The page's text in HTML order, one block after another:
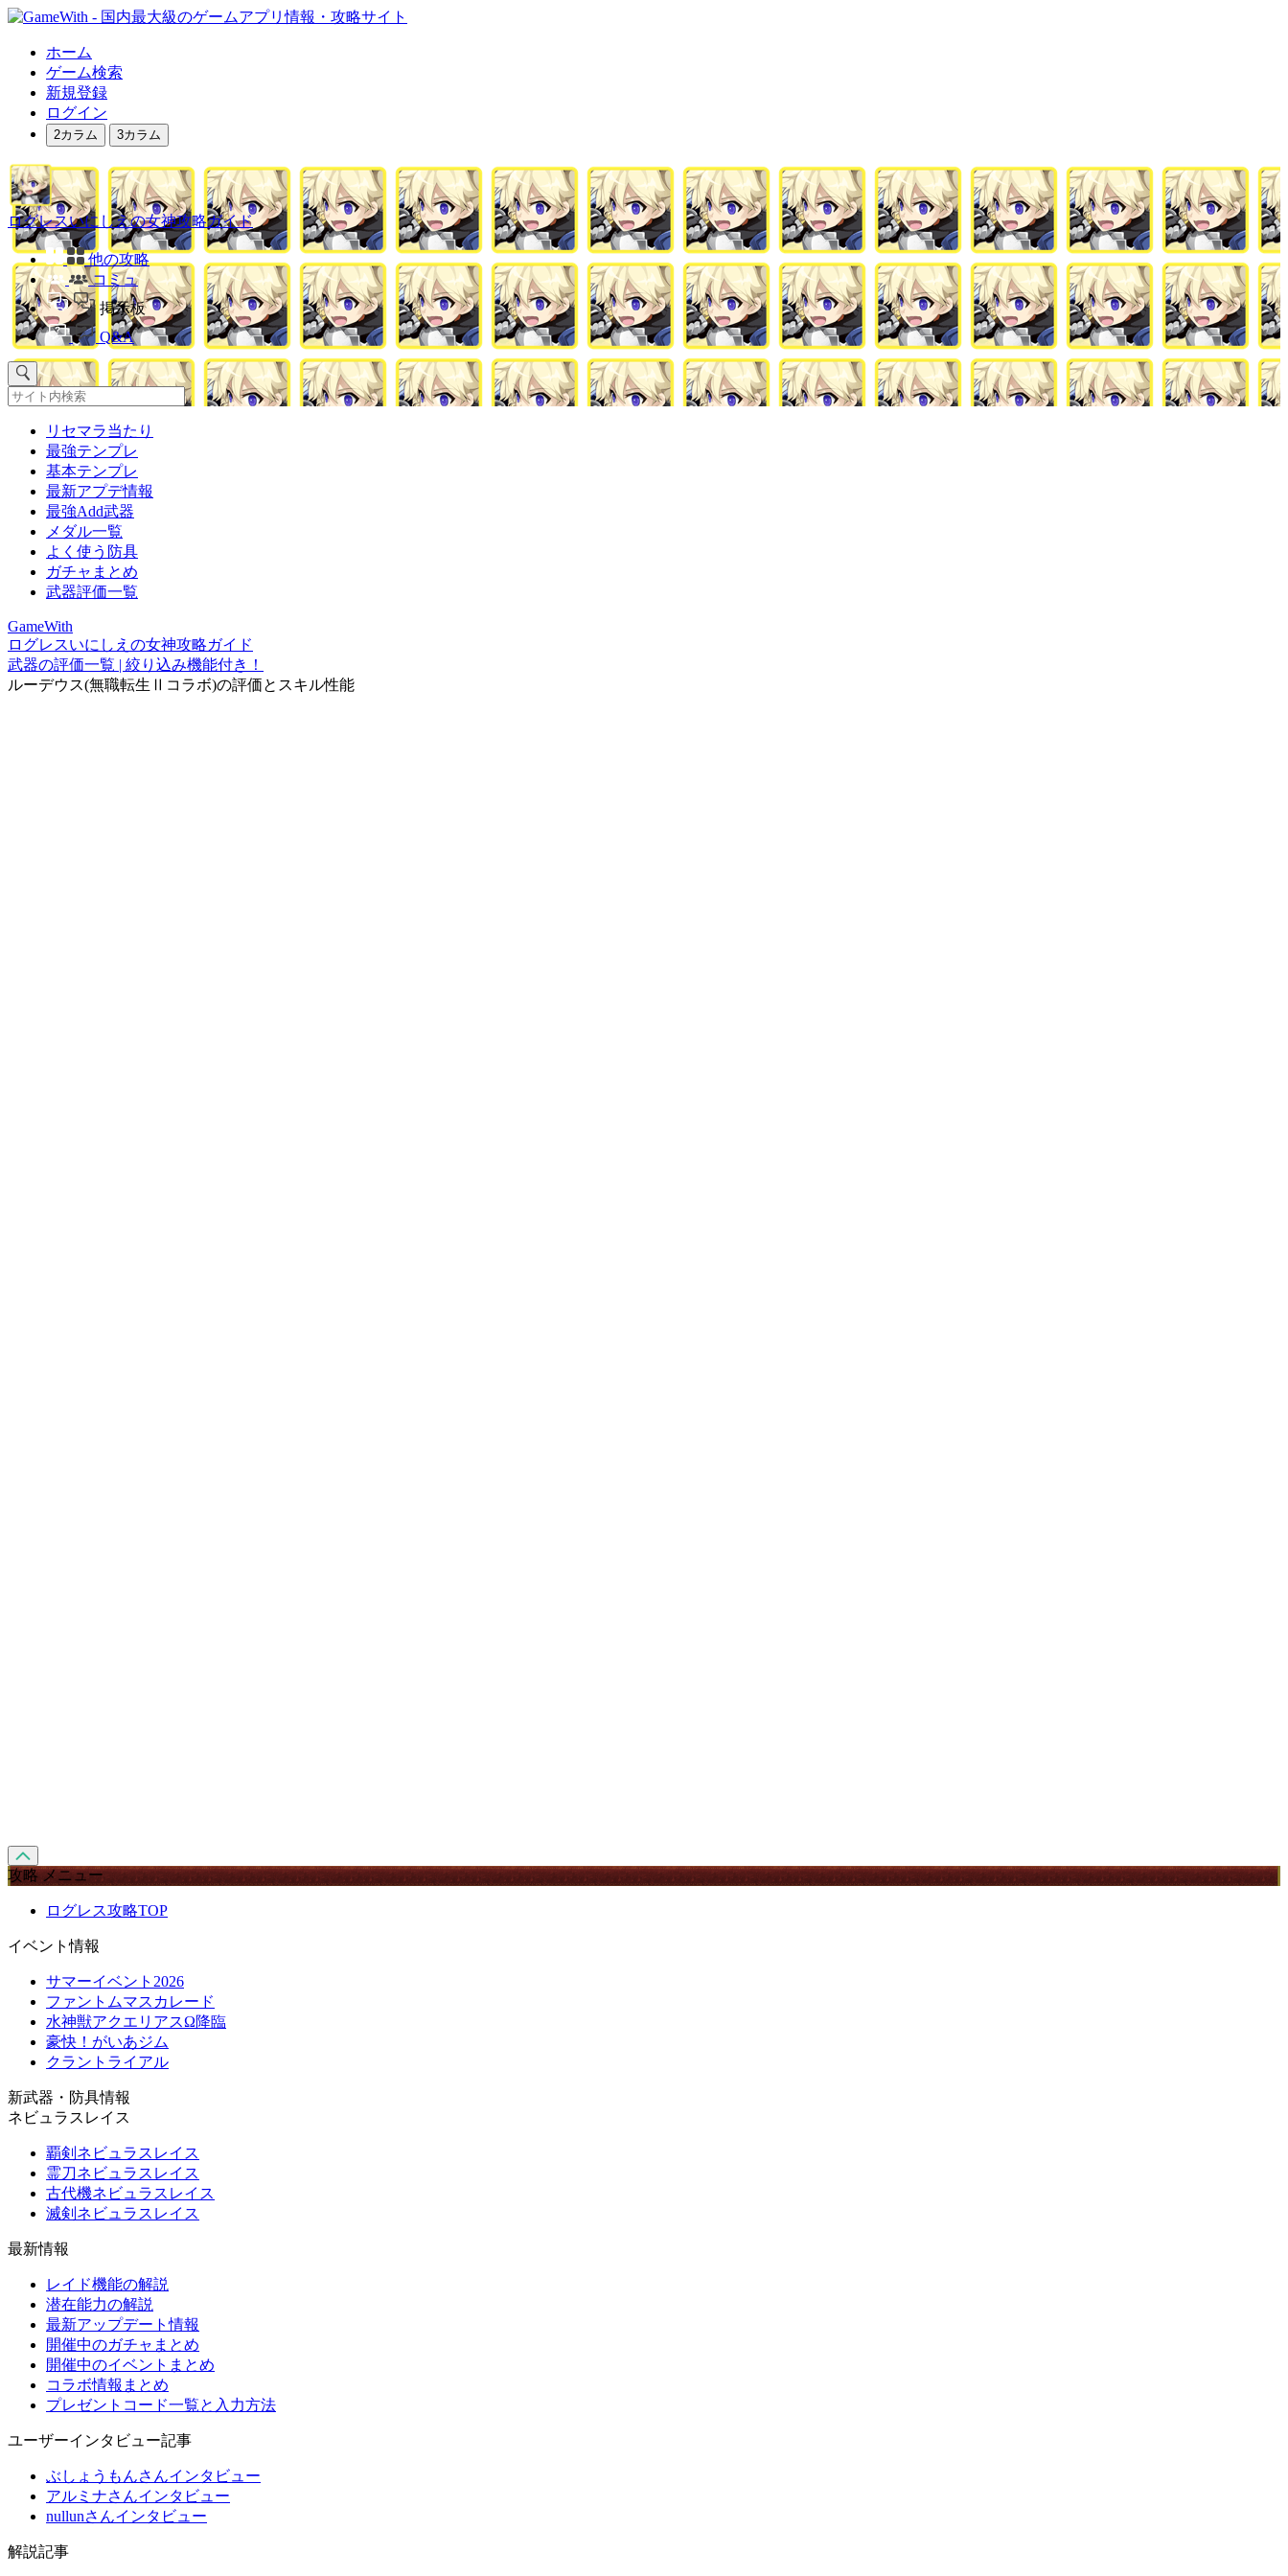
ホーム
ゲーム検索
新規登録
ログイン
2カラム 3カラム
ログレスいにしえの女神攻略ガイド
他の攻略
コミュ
掲示板
Q&A
リセマラ当たり
最強テンプレ
基本テンプレ
最新アプデ情報
最強Add武器
メダル一覧
よく使う防具
ガチャまとめ
武器評価一覧
GameWith
ログレスいにしえの女神攻略ガイド
武器の評価一覧 | 絞り込み機能付き！
ルーデウス(無職転生Ⅱコラボ)の評価とスキル性能
攻略 メニュー
ログレス攻略TOP
イベント情報
サマーイベント2026
ファントムマスカレード
水神獣アクエリアスΩ降臨
豪快！がいあジム
クラントライアル
新武器・防具情報
ネビュラスレイス
覇剣ネビュラスレイス
霊刀ネビュラスレイス
古代機ネビュラスレイス
滅剣ネビュラスレイス
最新情報
レイド機能の解説
潜在能力の解説
最新アップデート情報
開催中のガチャまとめ
開催中のイベントまとめ
コラボ情報まとめ
プレゼントコード一覧と入力方法
ユーザーインタビュー記事
ぶしょうもんさんインタビュー
アルミナさんインタビュー
nullunさんインタビュー
解説記事